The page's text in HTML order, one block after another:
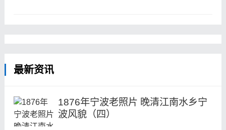
最新资讯
1876年宁波老照片 晚清江南水乡宁
波风貌（四）